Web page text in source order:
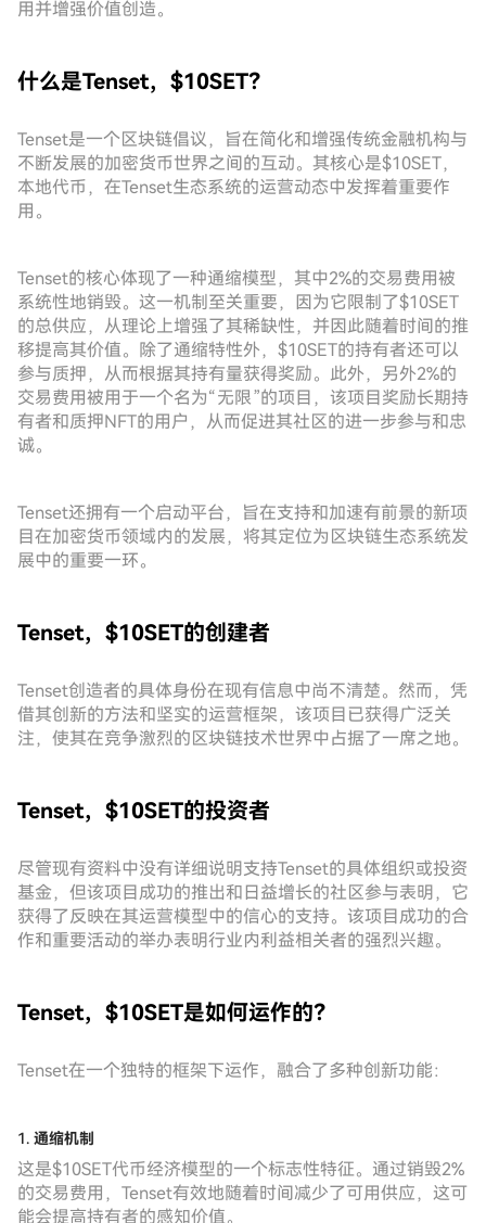
用并增强价值创造。
什么是Tenset，$10SET？
Tenset是一个区块链倡议，旨在简化和增强传统金融机构与
不断发展的加密货币世界之间的互动。其核心是$10SET，
本地代币，在Tenset生态系统的运营动态中发挥着重要作
用。
Tenset的核心体现了一种通缩模型，其中2%的交易费用被
系统性地销毁。这一机制至关重要，因为它限制了$10SET
的总供应，从理论上增强了其稀缺性，并因此随着时间的推
移提高其价值。除了通缩特性外，$10SET的持有者还可以
参与质押，从而根据其持有量获得奖励。此外，另外2%的
交易费用被用于一个名为“无限”的项目，该项目奖励长期持
有者和质押NFT的用户，从而促进其社区的进一步参与和忠
诚。
Tenset还拥有一个启动平台，旨在支持和加速有前景的新项
目在加密货币领域内的发展，将其定位为区块链生态系统发
展中的重要一环。
Tenset，$10SET的创建者
Tenset创造者的具体身份在现有信息中尚不清楚。然而，凭
借其创新的方法和坚实的运营框架，该项目已获得广泛关
注，使其在竞争激烈的区块链技术世界中占据了一席之地。
Tenset，$10SET的投资者
尽管现有资料中没有详细说明支持Tenset的具体组织或投资
基金，但该项目成功的推出和日益增长的社区参与表明，它
获得了反映在其运营模型中的信心的支持。该项目成功的合
作和重要活动的举办表明行业内利益相关者的强烈兴趣。
Tenset，$10SET是如何运作的？
Tenset在一个独特的框架下运作，融合了多种创新功能：
1. 通缩机制
这是$10SET代币经济模型的一个标志性特征。通过销毁2%
的交易费用，Tenset有效地随着时间减少了可用供应，这可
能会提高持有者的感知价值。